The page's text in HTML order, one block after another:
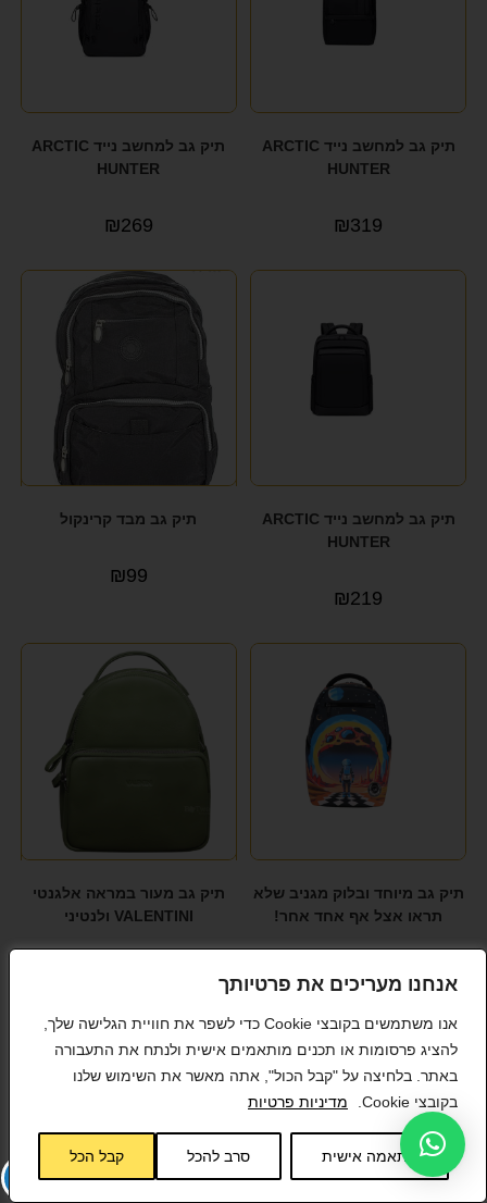
אנחנו מעריכים את פרטיותך
אנו משתמשים בקובצי Cookie כדי לשפר את חוויית הגלישה שלך,
להציג פרסומות או תכנים מותאמים אישית ולנתח את התעבורה
באתר. בלחיצה על "קבל הכול", אתה מאשר את השימוש שלנו
בקובצי Cookie.
מדיניות פרטיות
התאמה אישית סרב להכל קבל הכל
תיק גב למחשב נייד ARCTIC
HUNTER
₪319
תיק גב למחשב נייד ARCTIC
HUNTER
₪269
תיק גב למחשב נייד ARCTIC
HUNTER
₪219
תיק גב מבד קרינקול
₪99
תיק גב מיוחד ובלוק מגניב שלא
תראו אצל אף אחד אחר!
תיק גב מעור במראה אלגנטי
VALENTINI ולנטיני